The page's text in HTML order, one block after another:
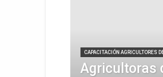
CAPACITACIÓN AGRICULTORES
Agricultoras